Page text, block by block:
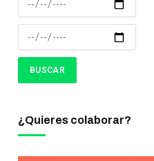
¿Quieres colaborar?